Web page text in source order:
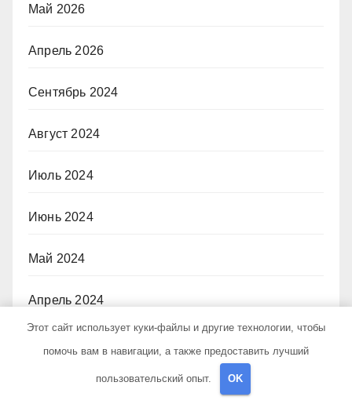
Май 2026
Апрель 2026
Сентябрь 2024
Август 2024
Июль 2024
Июнь 2024
Май 2024
Апрель 2024
Февраль 2024
Этот сайт использует куки-файлы и другие технологии, чтобы
помочь вам в навигации, а также предоставить лучший
пользовательский опыт. OK